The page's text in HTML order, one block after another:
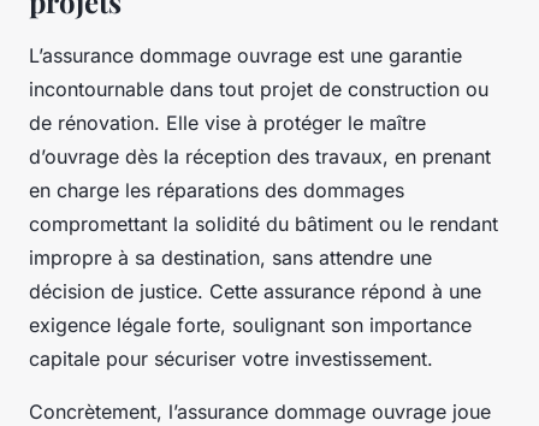
L’assurance dommage ouvrage est une garantie
incontournable dans tout projet de construction ou
de rénovation. Elle vise à protéger le maître
d’ouvrage dès la réception des travaux, en prenant
en charge les réparations des dommages
compromettant la solidité du bâtiment ou le rendant
impropre à sa destination, sans attendre une
décision de justice. Cette assurance répond à une
exigence légale forte, soulignant son importance
capitale pour sécuriser votre investissement.
Concrètement, l’assurance dommage ouvrage joue